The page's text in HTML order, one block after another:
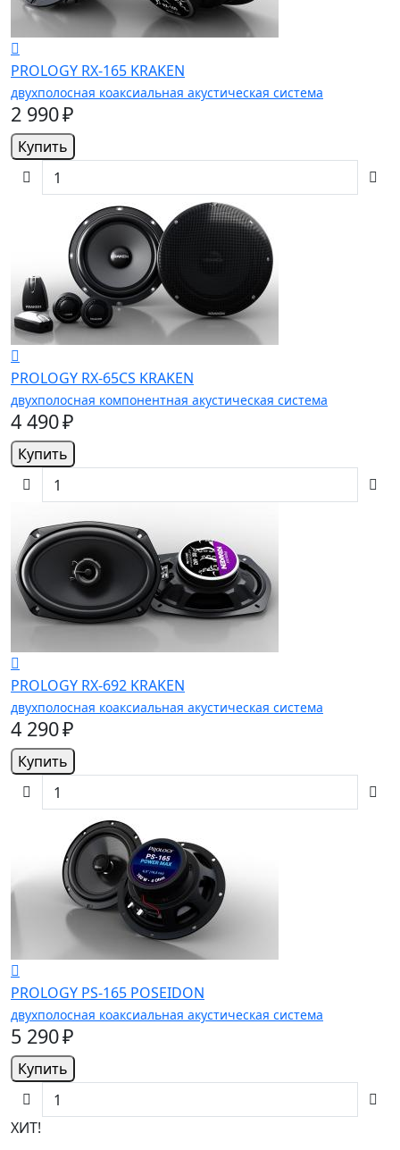
PROLOGY RX-165 KRAKEN
двухполосная коаксиальная акустическая система
2 990 ₽
Купить
PROLOGY RX-65CS KRAKEN
двухполосная компонентная акустическая система
4 490 ₽
Купить
PROLOGY RX-692 KRAKEN
двухполосная коаксиальная акустическая система
4 290 ₽
Купить
PROLOGY PS-165 POSEIDON
двухполосная коаксиальная акустическая система
5 290 ₽
Купить
ХИТ!